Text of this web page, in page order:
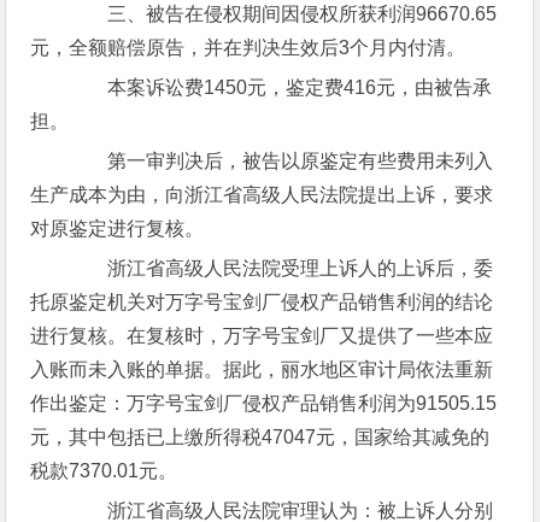
三、被告在侵权期间因侵权所获利润96670.65
元，全额赔偿原告，并在判决生效后3个月内付清。
本案诉讼费1450元，鉴定费416元，由被告承
担。
第一审判决后，被告以原鉴定有些费用未列入
生产成本为由，向浙江省高级人民法院提出上诉，要求
对原鉴定进行复核。
浙江省高级人民法院受理上诉人的上诉后，委
托原鉴定机关对万字号宝剑厂侵权产品销售利润的结论
进行复核。在复核时，万字号宝剑厂又提供了一些本应
入账而未入账的单据。据此，丽水地区审计局依法重新
作出鉴定：万字号宝剑厂侵权产品销售利润为91505.15
元，其中包括已上缴所得税47047元，国家给其减免的
税款7370.01元。
浙江省高级人民法院审理认为：被上诉人分别